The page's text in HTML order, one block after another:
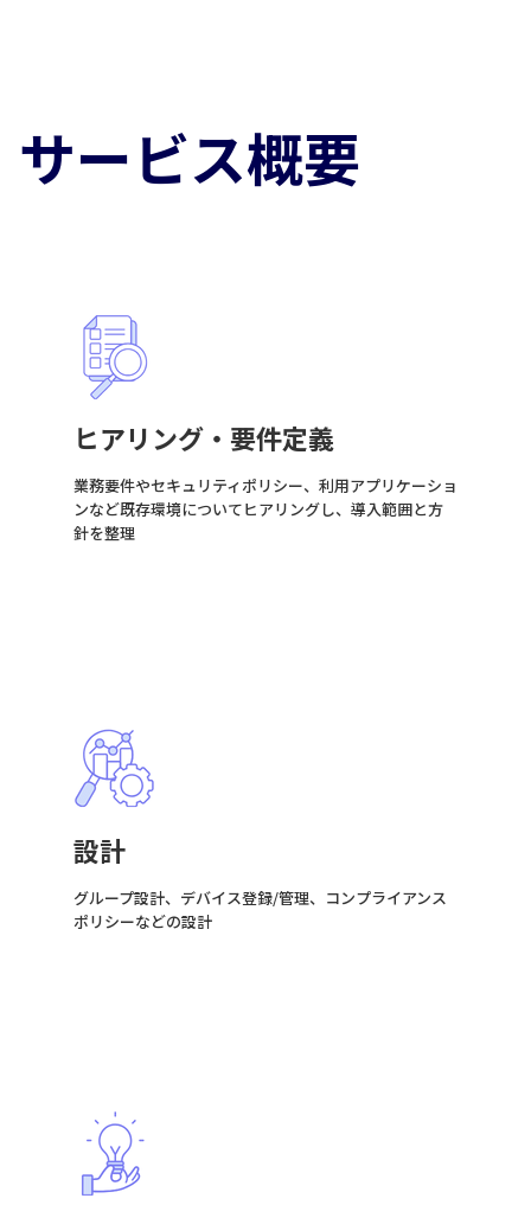
サービス概要
ヒアリング・要件定義
業務要件やセキュリティポリシー、利用アプリケーショ
ンなど既存環境についてヒアリングし、導入範囲と方
針を整理
設計
グループ設計、デバイス登録/管理、コンプライアンス
ポリシーなどの設計